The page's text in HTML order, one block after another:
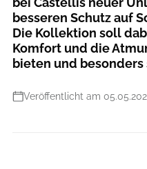
besseren Schutz auf
Die Kollektion soll
Komfort und die
bieten und
Veröffentlicht am